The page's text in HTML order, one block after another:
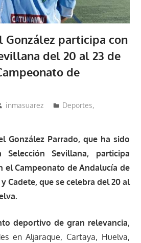
González participa con
del 20 al 23 de
de
inmasuarez Deportes,
González Parrado, que ha sido
Sevillana, participa
el Campeonato de Andalucía de
Cadete, que se celebra del 20 al
deportivo de gran relevancia,
en Aljaraque, Cartaya, Huelva,